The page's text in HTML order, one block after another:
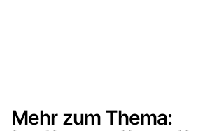
Mehr zum Thema: